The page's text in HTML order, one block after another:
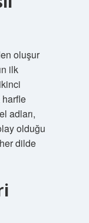
oluşur
ilk
adları,
olduğu
dilde